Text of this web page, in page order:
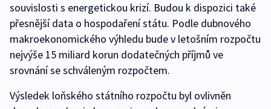
souvislosti s energetickou krizí. Budou k dispozici také
přesnější data o hospodaření státu. Podle dubnového
makroekonomického výhledu bude v letošním rozpočtu
nejvýše 15 miliard korun dodatečných příjmů ve
srovnání se schváleným rozpočtem.
Výsledek loňského státního rozpočtu byl ovlivněn